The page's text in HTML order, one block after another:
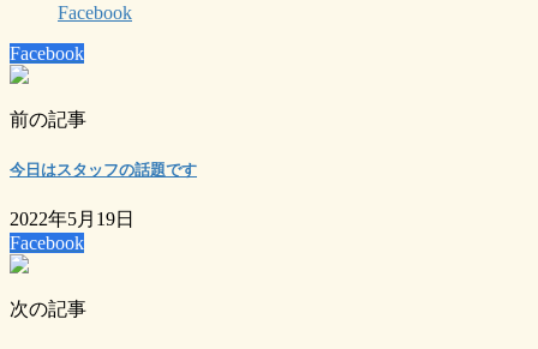
Facebook
Facebook
前の記事
今日はスタッフの話題です
2022年5月19日
Facebook
次の記事